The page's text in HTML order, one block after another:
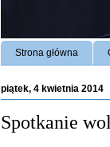
Strona główna
piątek, 4 kwietnia 2014
Spotkanie